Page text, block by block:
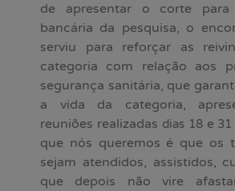
de apresentar o corte para
bancária da pesquisa, o
serviu para reforçar as
categoria com relação aos
segurança sanitária, que
a vida da categoria,
reuniões realizadas dias 18e 31
que nós queremos é que os
sejam atendidos, assistidos,
que depois não vire